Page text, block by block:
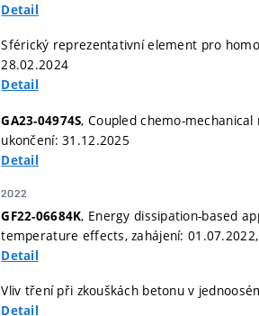
Detail
Sférický reprezentativní element pro
28.02.2024
Detail
GA23-04974S, Coupled chemo-
ukončení: 31.12.2025
Detail
2022
GF22-06684K, Energy dissipation-based
temperature effects, zahájení:
Detail
Vliv tření při zkouškách betonu v
Detail